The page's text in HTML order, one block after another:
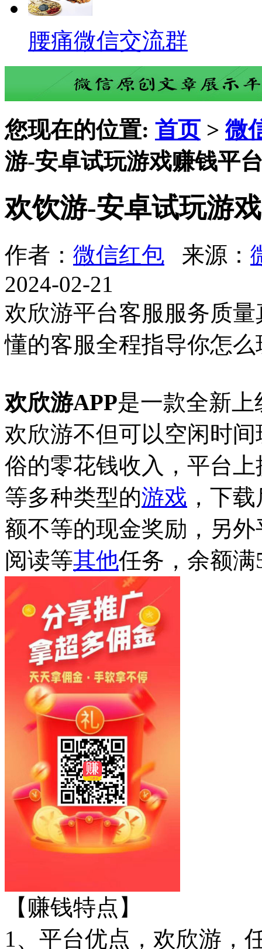
腰痛微信交流群
您现在的位置: 首页 >微
游-安卓试玩游戏赚钱平
欢饮游-安卓试玩游
作者： 微信红包 来源：
2024-02-21
欢欣游平台客服服务质
懂的客服全程指导你怎
欢欣游APP是一款全新
欢欣游不但可以空闲时间
俗的零花钱收入，平台
等多种类型的游戏 ，下
额不等的现金奖励，另
阅读等其他任务，余额
【赚钱特点】
1、平台优点，欢欣游，